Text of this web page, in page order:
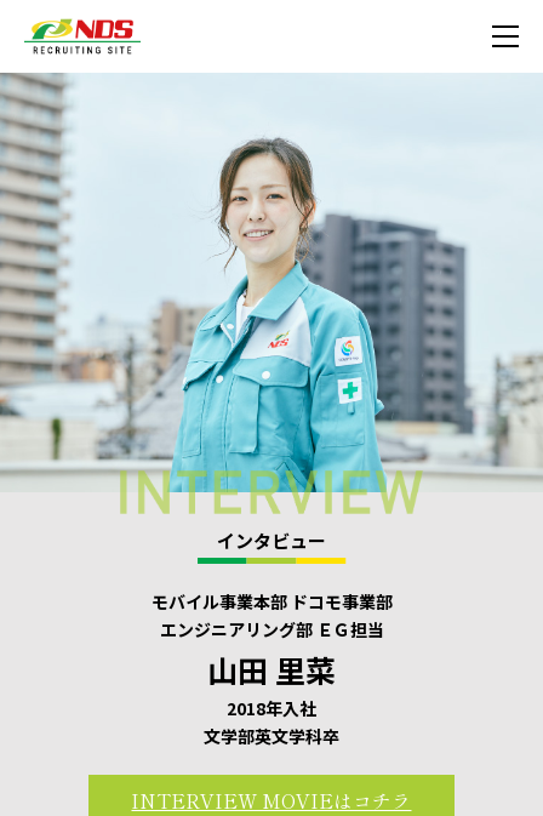
インタビュー
モバイル事業本部 ドコモ事業部
エンジニアリング部 ＥＧ担当
山田 里菜
2018年入社
文学部英文学科卒
INTERVIEW MOVIEはコチラ